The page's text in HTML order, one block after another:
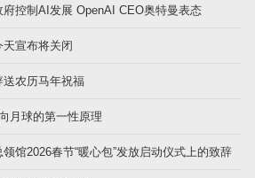
控制AI发展 OpenAI CEO奥特曼表态
宣布将关闭
农历马年祝福
月球的第一性原理
馆2026春节“暖心包”发放启动仪式上的致辞